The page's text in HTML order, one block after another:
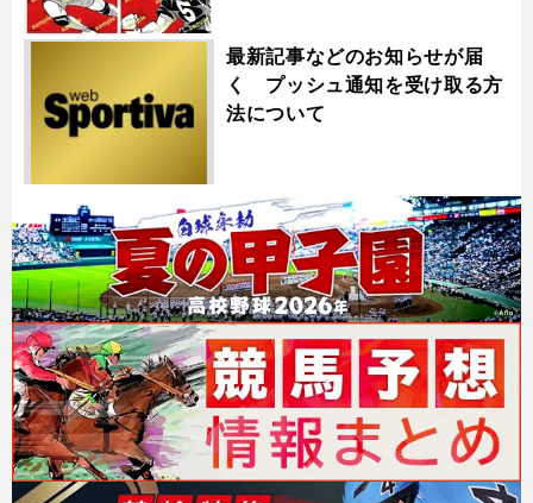
最新記事などのお知らせが届
く プッシュ通知を受け取る方
法について